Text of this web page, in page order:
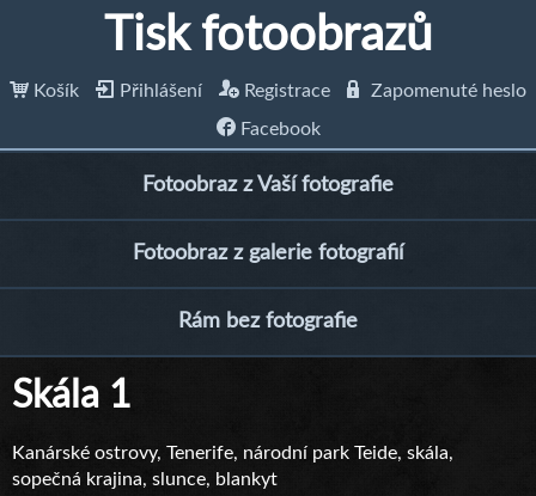
Tisk fotoobrazů
Košík Přihlášení Registrace
Zapomenuté heslo
Facebook
Fotoobraz z Vaší fotografie
Fotoobraz z galerie fotografií
Rám bez fotografie
Skála 1
Kanárské ostrovy, Tenerife, národní park Teide, skála,
sopečná krajina, slunce, blankyt